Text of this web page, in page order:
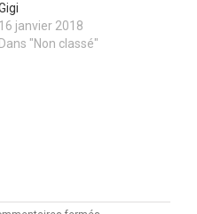
16 janvier 2018
Dans "Non classé"